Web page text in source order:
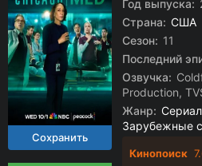
Год выпуска:
Страна: США
Сезон: 11
Последний
Озвучка:
Production,
Жанр:
Зарубежные
Кинопоиск